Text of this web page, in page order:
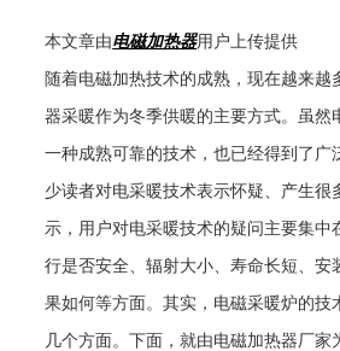
本文章由电磁加热器用户上传提供
随着电磁加热技术的成熟，现在越来越
器采暖作为冬季供暖的主要方式。虽然
一种成熟可靠的技术，也已经得到了广
少读者对电采暖技术表示怀疑、产生很
示，用户对电采暖技术的疑问主要集中
行是否安全、辐射大小、寿命长短、安
果如何等方面。其实，电磁采暖炉的技
几个方面。下面，就由电磁加热器厂家